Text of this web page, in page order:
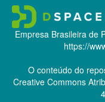
Empresa Brasileira de
https://
O conteúdo do
Creative Commons